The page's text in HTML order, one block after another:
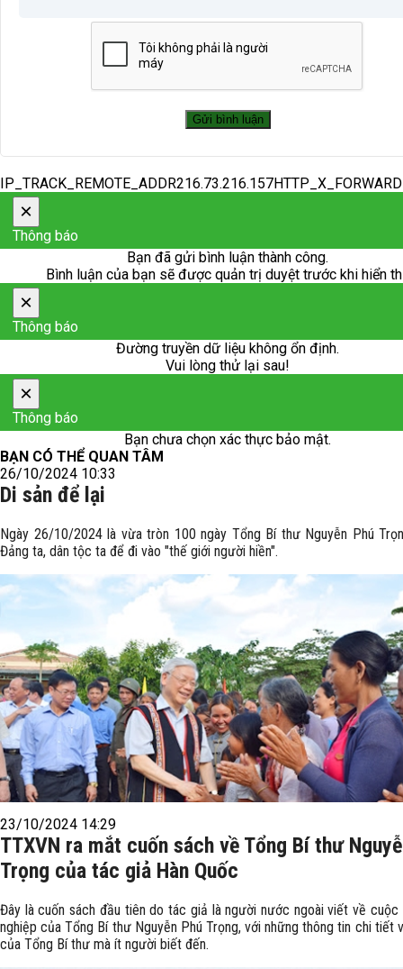
×
Thông báo
Bạn đã gửi bình luận thành công.
Bình luận của bạn sẽ được quản trị duyệt trước khi hiển
×
Thông báo
Đường truyền dữ liệu không ổn định.
Vui lòng thử lại sau!
×
Thông báo
Bạn chưa chọn xác thực bảo mật.
BẠN CÓ THỂ QUAN TÂM
26/10/2024 10:33
Di sản để lại
Ngày 26/10/2024 là vừa tròn 100 ngày Tổng Bí thư Nguyễn Phú
Đảng ta, dân tộc ta để đi vào "thế giới người hiền".
23/10/2024 14:29
TTXVN ra mắt cuốn sách về Tổng Bí thư
Trọng của tác giả Hàn Quốc
Đây là cuốn sách đầu tiên do tác giả là người nước ngoài viết về
nghiệp của Tổng Bí thư Nguyễn Phú Trọng, với những thông tin chi tiết
của Tổng Bí thư mà ít người biết đến.